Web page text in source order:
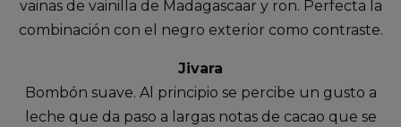
vainas de vainilla de Madagascaar y ron. Perfecta la
combinación con el negro exterior como contraste.
Jivara
Bombón suave. Al principio se percibe un gusto a
leche que da paso a largas notas de cacao que se